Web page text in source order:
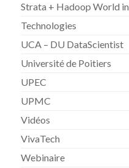
Strata + Hadoop World
Technologies
UCA – DU DataScientist
Université de Poitiers
UPEC
UPMC
Vidéos
VivaTech
Webinaire